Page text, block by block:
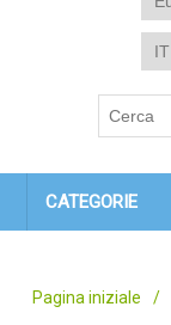
CATEGORIE
Pagina iniziale /